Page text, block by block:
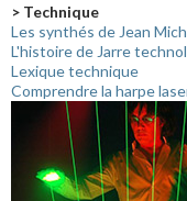
> Technique
Les synthés de Jean
L'histoire de Jarre
Lexique technique
Comprendre la harpe